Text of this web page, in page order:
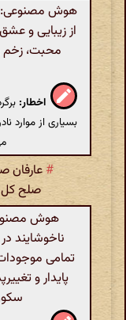
هوش مصنوعی:
از زیبایی و
محبت، زخم
اخطار:
بسیاری از موارد
# عارفان
صلح کل
هوش
ناخوشایند
تمامی
پایدار و